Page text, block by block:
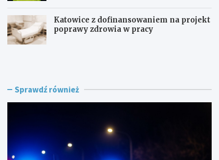
Katowice z dofinansowaniem na projekt
poprawy zdrowia w pracy
P
j
o
s
ł
Z
ż
w
R
o
Sprawdź również